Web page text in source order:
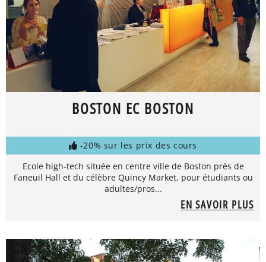
BOSTON EC BOSTON
-20% sur les prix des cours
Ecole high-tech située en centre ville de Boston près de
Faneuil Hall et du célèbre Quincy Market, pour étudiants ou
adultes/pros...
EN SAVOIR PLUS